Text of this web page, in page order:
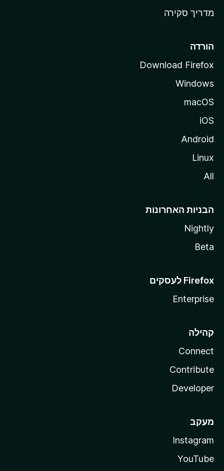
i
l
מדריך סקירה
הורדה
Download Firefox
Windows
macOS
iOS
Android
Linux
All
הבניות האחרונות
Nightly
Beta
Enterprise
קהילה
Connect
Contribute
Developer
מעקב
Instagram
YouTube